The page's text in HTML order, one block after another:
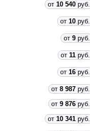
от 10 540 руб.
от 10 руб.
от 9 руб.
от 11 руб.
от 16 руб.
от 8 987 руб.
от 9 876 руб.
от 10 341 руб.